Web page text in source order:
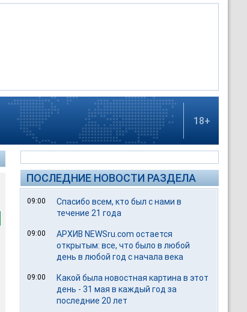
18+
ПОСЛЕДНИЕ НОВОСТИ РАЗДЕЛА
09:00
Спасибо всем, кто был с нами в
течение 21 года
09:00
АРХИВ NEWSru.com остается
открытым: все, что было в любой
день в любой год с начала века
09:00
Какой была новостная картина в этот
день - 31 мая в каждый год за
последние 20 лет